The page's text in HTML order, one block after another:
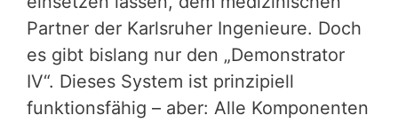
Partner der Karlsruher Ingenieure. Doch
es gibt bislang nur den „Demonstrator
IV“. Dieses System ist prinzipiell
funktionsfähig – aber: Alle Komponenten